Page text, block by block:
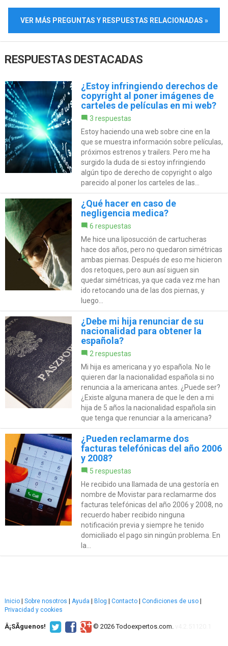
VER MÁS PREGUNTAS Y RESPUESTAS RELACIONADAS »
RESPUESTAS DESTACADAS
¿Estoy infringiendo derechos de
copyright al poner imágenes de
carteles de películas en mi web?
3 respuestas
Estoy haciendo una web sobre cine en la
que se muestra información sobre películas,
próximos estrenos y trailers. Pero me ha
surgido la duda de si estoy infringiendo
algún tipo de derecho de copyright o algo
parecido al poner los carteles de las...
¿Qué hacer en caso de
negligencia medica?
6 respuestas
Me hice una liposucción de cartucheras
hace dos años, pero no quedaron simétricas
ambas piernas. Después de eso me hicieron
dos retoques, pero aun así siguen sin
quedar simétricas, ya que cada vez me han
ido retocando una de las dos piernas, y
luego...
¿Debe mi hija renunciar de su
nacionalidad para obtener la
española?
2 respuestas
Mi hija es americana y yo española. No le
quieren dar la nacionalidad española si no
renuncia a la americana antes. ¿Puede ser?
¿Existe alguna manera de que le den a mi
hija de 5 años la nacionalidad española sin
que tenga que renunciar a la americana?
¿Pueden reclamarme dos
facturas telefónicas del año 2006
y 2008?
5 respuestas
He recibido una llamada de una gestoría en
nombre de Movistar para reclamarme dos
facturas telefónicas del año 2006 y 2008, no
recuerdo haber recibido ninguna
notificación previa y siempre he tenido
domiciliado el pago sin ningún problema. En
la...
Inicio | Sobre nosotros | Ayuda | Blog | Contacto | Condiciones de uso |
Privacidad y cookies
Â¡SÃ­guenos! © 2026 Todoexpertos.com.